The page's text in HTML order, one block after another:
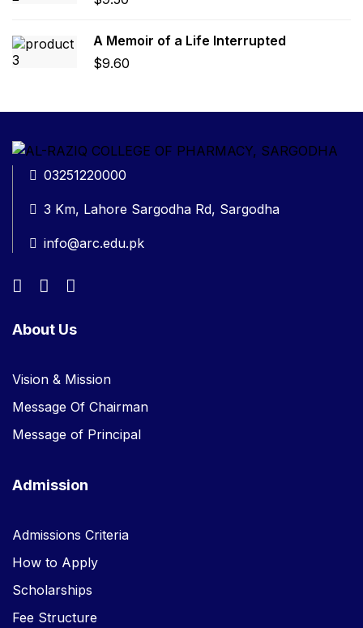
A Memoir of a Life Interrupted
$9.60
03251220000
3 Km, Lahore Sargodha Rd, Sargodha
info@arc.edu.pk
About Us
Vision & Mission
Message Of Chairman
Message of Principal
Admission
Admissions Criteria
How to Apply
Scholarships
Fee Structure